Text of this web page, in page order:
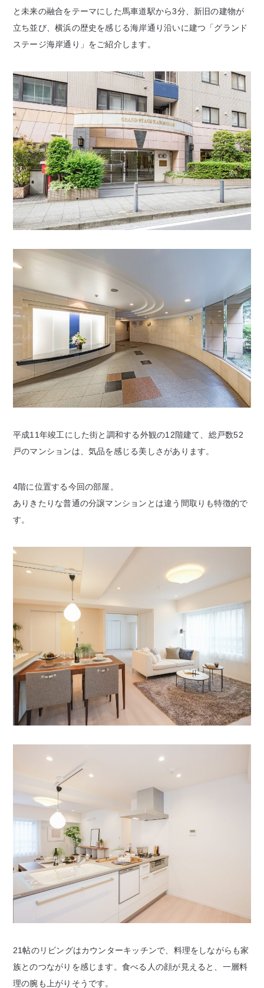
と未来の融合をテーマにした馬車道駅から3分、新旧の建物が
立ち並び、横浜の歴史を感じる海岸通り沿いに建つ「グランド
ステージ海岸通り」をご紹介します。
平成11年竣工にした街と調和する外観の12階建て、総戸数52
戸のマンションは、気品を感じる美しさがあります。
4階に位置する今回の部屋。
ありきたりな普通の分譲マンションとは違う間取りも特徴的で
す。
21帖のリビングはカウンターキッチンで、料理をしながらも家
族とのつながりを感じます。食べる人の顔が見えると、一層料
理の腕も上がりそうです。